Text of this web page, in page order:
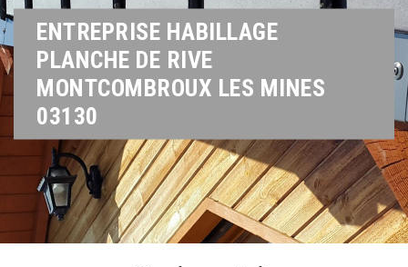
ENTREPRISE HABILLAGE
PLANCHE DE RIVE
MONTCOMBROUX LES MINES
03130